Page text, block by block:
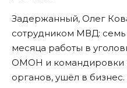
Задержанный, Олег
сотрудником МВД:
месяца работы в
ОМОН и командировки
органов, ушёл в